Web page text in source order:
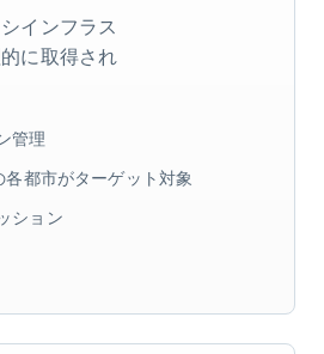
インフラス
に取得され
管理
都市がターゲット対象
ション